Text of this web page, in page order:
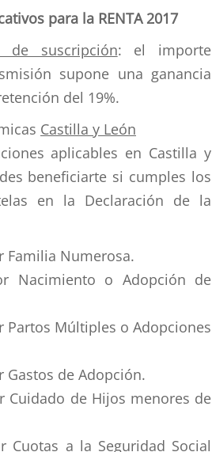
para la RENTA 2017
de suscripción: el importe
supone una ganancia
del 19%.
Castilla y León
aplicables en Castilla y
beneficiarte si cumples los
en la Declaración de la
Familia Numerosa.
Nacimiento o Adopción de
Partos Múltiples o Adopciones
Gastos de Adopción.
Cuidado de Hijos menores de
Cuotas a la Seguridad Social